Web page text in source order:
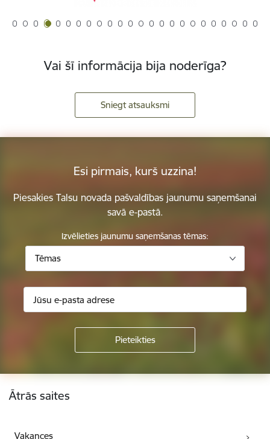
Vai šī informācija bija noderīga?
Sniegt atsauksmi
Esi pirmais, kurš uzzina!
Piesakies Talsu novada pašvaldības jaunumu saņemšanai
savā e-pastā.
Izvēlieties jaunumu saņemšanas tēmas:
Tēmas
Kājene
Ātrās saites
Vakances